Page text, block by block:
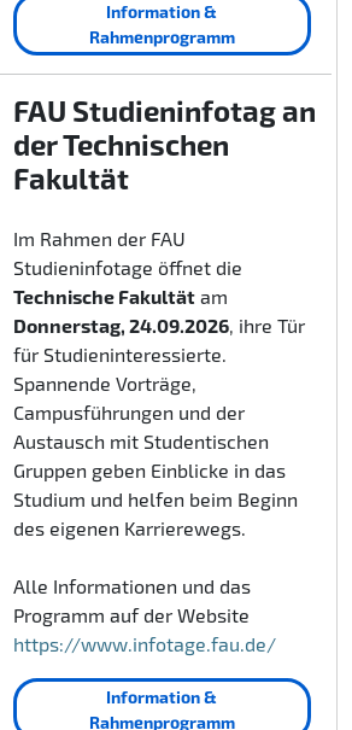
Information &
Rahmenprogramm
FAU Studieninfotag an
der Technischen
Fakultät
Im Rahmen der FAU
Studieninfotage öffnet die
Technische Fakultätam
Donnerstag, 24.09.2026, ihre Tür
für Studieninteressierte.
Spannende Vorträge,
Campusführungen und der
Austausch mit Studentischen
Gruppen geben Einblicke in das
Studium und helfen beim Beginn
des eigenen Karrierewegs.
Alle Informationen und das
Programm auf der Website
https://www.infotage.fau.de/
Information &
Rahmenprogramm